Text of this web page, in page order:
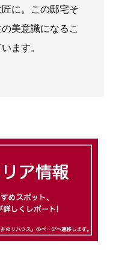
に。この邸宅そ
美意識になるこ
ます。